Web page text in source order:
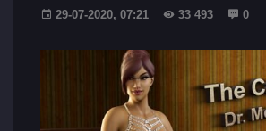
29-07-2020, 07:21 33 493 0